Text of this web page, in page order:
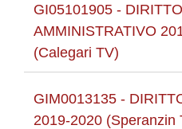
GI05101905 - DIRITTO
AMMINISTRATIVO
(Calegari TV)
GIM0013135 -
2019-2020 (Speranzin